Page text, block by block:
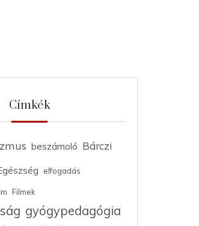
Címkék
beszámoló Bárczi
elfogadás
Filmek
gyógypedagógia